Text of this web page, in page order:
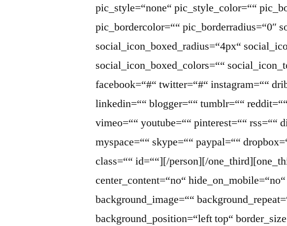
pic_style=“none“ pic_style_color=““
pic_bordercolor=““ pic_borderradius=“0″
social_icon_boxed_radius=“4px“
social_icon_boxed_colors=““
facebook=“#“ twitter=“#“ instagram=““
linkedin=““ blogger=““ tumblr=““
vimeo=““ youtube=““ pinterest=““ rss=““
myspace=““ skype=““ paypal=““
class=““ id=““][/person][/
center_content=“no“
background_image=““
background_position=“left top“